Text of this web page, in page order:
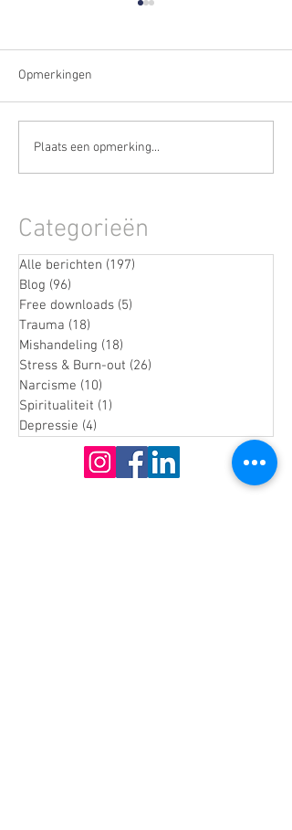
De stille fase vóór een
burn-out herkennen
Opmerkingen
Plaats een opmerking...
Categorieën
Alle berichten (197)
Blog (96)
Free downloads (5)
Trauma (18)
Mishandeling (18)
Stress & Burn-out (26)
Narcisme (10)
Spiritualiteit (1)
Depressie (4)